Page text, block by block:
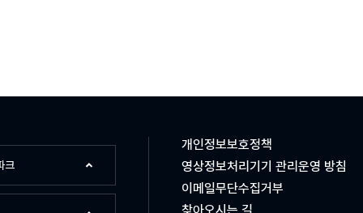
크
개인정보보호정책
영상정보처리기기 관리운영 방침
이메일무단수집거부